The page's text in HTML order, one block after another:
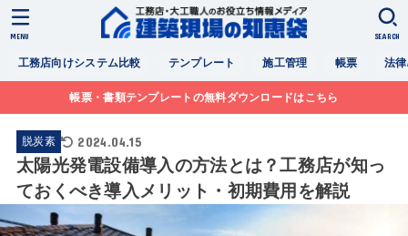
工務店向けシステム比較 テンプレート 施工管理 帳票 法
SEARCH
MENU
帳票・書類テンプレートの無料ダウンロードはこちら
脱炭素 2024.04.15
太陽光発電設備導入の方法とは？工務店が知っ
ておくべき導入メリット・初期費用を解説